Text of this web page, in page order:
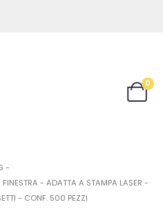
0
-
- ADATTA A STAMPA LASER -
- CONF. 500 PEZZI